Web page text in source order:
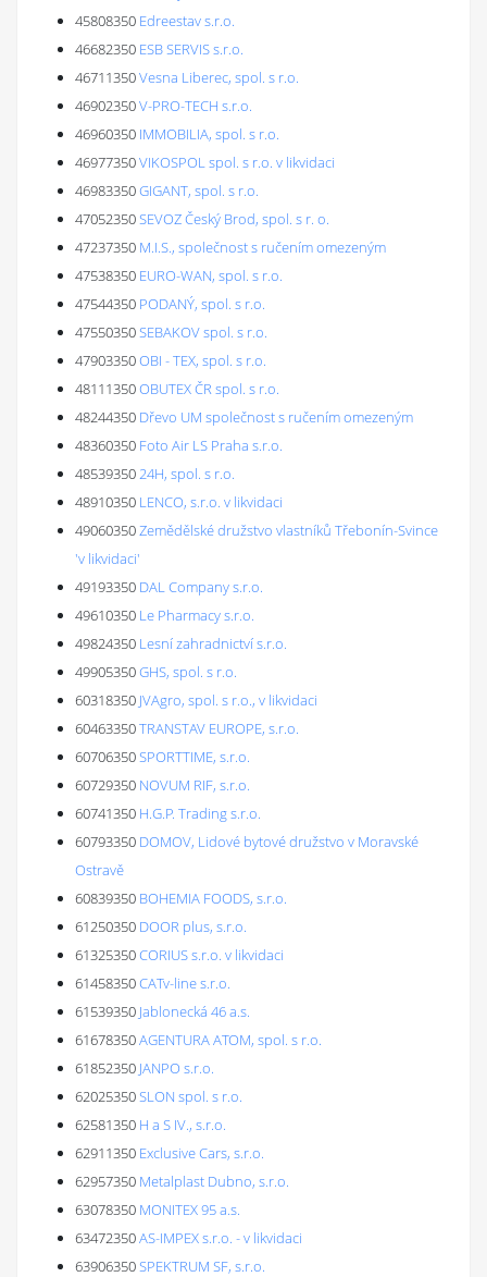
45808350 Edreestav s.r.o.
46682350 ESB SERVIS s.r.o.
46711350Vesna Liberec, spol. s r.o.
46902350V-PRO-TECH s.r.o.
46960350 IMMOBILIA, spol. s r.o.
46977350VIKOSPOL spol. s r.o. v likvidaci
46983350GIGANT, spol. s r.o.
47052350SEVOZ Český Brod, spol. s r. o.
47237350 M.I.S., společnost s ručením omezeným
47538350 EURO-WAN, spol. s r.o.
47544350 PODANÝ, spol. s r.o.
47550350SEBAKOV spol. s r.o.
47903350OBI - TEX, spol. s r.o.
48111350OBUTEX ČR spol. s r.o.
48244350 Dřevo UM společnost s ručením omezeným
48360350 Foto Air LS Praha s.r.o.
4853935024H, spol. s r.o.
48910350 LENCO, s.r.o. v likvidaci
49060350Zemědělské družstvo vlastníků Třebonín-Svince
'v likvidaci'
49193350 DAL Company s.r.o.
49610350 Le Pharmacy s.r.o.
49824350 Lesní zahradnictví s.r.o.
49905350GHS, spol. s r.o.
60318350 JVAgro, spol. s r.o., v likvidaci
60463350TRANSTAV EUROPE, s.r.o.
60706350SPORTTIME, s.r.o.
60729350 NOVUM RIF, s.r.o.
60741350 H.G.P. Trading s.r.o.
60793350 DOMOV, Lidové bytové družstvo v Moravské
Ostravě
60839350 BOHEMIA FOODS, s.r.o.
61250350 DOOR plus, s.r.o.
61325350CORIUS s.r.o. v likvidaci
61458350CATv-line s.r.o.
61539350 Jablonecká 46 a.s.
61678350AGENTURA ATOM, spol. s r.o.
61852350 JANPO s.r.o.
62025350SLON spol. s r.o.
62581350 H a S IV., s.r.o.
62911350 Exclusive Cars, s.r.o.
62957350 Metalplast Dubno, s.r.o.
63078350 MONITEX 95 a.s.
63472350AS-IMPEX s.r.o. - v likvidaci
63906350SPEKTRUM SF, s.r.o.